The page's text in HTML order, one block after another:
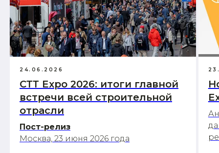
24.06.2026
СТТ Expo 2026: итоги главной
встречи всей строительной
отрасли
Пост-релиз
Москва, 23 июня 2026 года